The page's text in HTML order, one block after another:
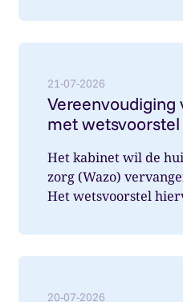
21-07-2026
met
Het kabinet wil de
zorg (Wazo)
Het wetsvoorstel
20-07-2026